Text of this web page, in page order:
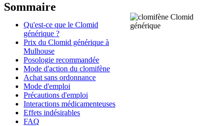
Sommaire
Qu'est-ce que le Clomid
générique ?
Prix du Clomid générique à
Mulhouse
Posologie recommandée
Mode d'action du clomifène
Achat sans ordonnance
Mode d'emploi
Précautions d'emploi
Interactions médicamenteuses
Effets indésirables
FAQ